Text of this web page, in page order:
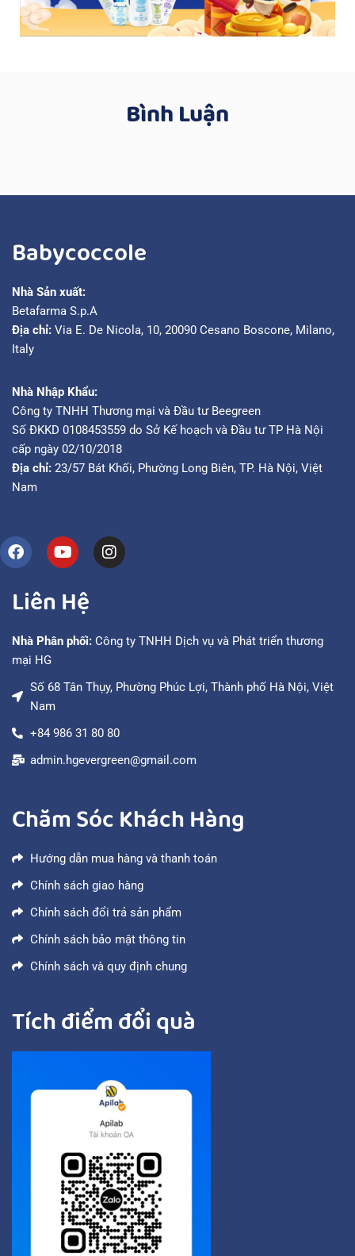
Bình Luận
Babycoccole
Nhà Sản xuất:
Betafarma S.p.A
Địa chỉ: Via E. De Nicola, 10, 20090 Cesano Boscone, Milano,
Italy
Nhà Nhập Khẩu:
Công ty TNHH Thương mại và Đầu tư Beegreen
Số ĐKKD 0108453559 do Sở Kế hoạch và Đầu tư TP Hà Nội
cấp ngày 02/10/2018
Địa chỉ: 23/57 Bát Khối, Phường Long Biên, TP. Hà Nội, Việt
Nam
Liên Hệ
Nhà Phân phối: Công ty TNHH Dịch vụ và Phát triển thương
mại HG
Số 68 Tân Thụy, Phường Phúc Lợi, Thành phố Hà Nội, Việt
Nam
+84 986 31 80 80
admin.hgevergreen@gmail.com
Chăm Sóc Khách Hàng
Hướng dẫn mua hàng và thanh toán
Chính sách giao hàng
Chính sách đổi trả sản phẩm
Chính sách bảo mật thông tin
Chính sách và quy định chung
Tích điểm đổi quà